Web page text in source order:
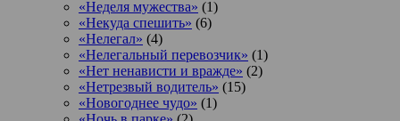
«Неделя мужества» (1)
«Некуда спешить» (6)
«Нелегал» (4)
«Нелегальный перевозчик» (1)
«Нет ненависти и вражде» (2)
«Нетрезвый водитель» (15)
«Новогоднее чудо» (1)